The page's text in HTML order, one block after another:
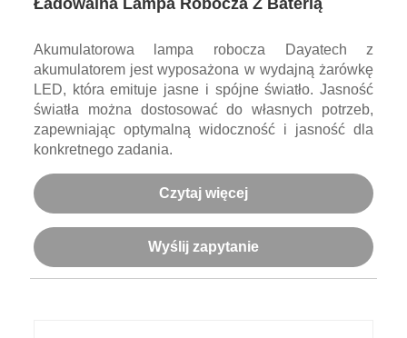
Akumulatorowa lampa robocza Dayatech z
akumulatorem jest wyposażona w wydajną żarówkę
LED, która emituje jasne i spójne światło. Jasność
światła można dostosować do własnych potrzeb,
zapewniając optymalną widoczność i jasność dla
konkretnego zadania.
Czytaj więcej
Wyślij zapytanie